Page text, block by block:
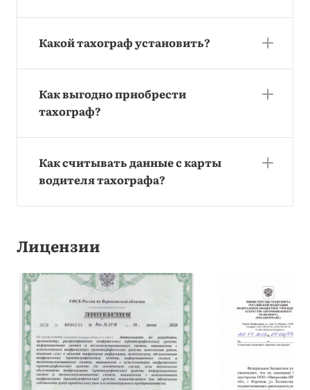
Какой тахограф установить?
Как выгодно приобрести
тахограф?
Как считывать данные с карты
водителя тахографа?
Лицензии